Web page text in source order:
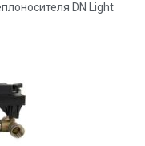
DN Light